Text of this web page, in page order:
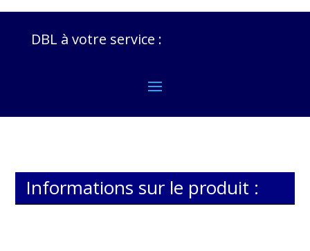
DBL à votre service :
Informations sur le produit :